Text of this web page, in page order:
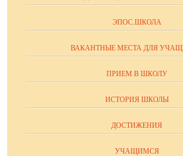
ЭПОС.ШКОЛА
ВАКАНТНЫЕ МЕСТА ДЛЯ
ПРИЕМ В ШКОЛУ
ИСТОРИЯ ШКОЛЫ
ДОСТИЖЕНИЯ
УЧАЩИМСЯ